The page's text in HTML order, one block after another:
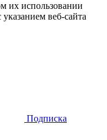
их использовании
веб-сайта
Подписка